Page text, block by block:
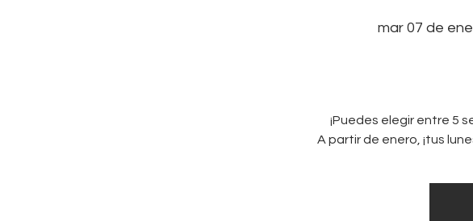
mar 07 de ene
¡Puedes elegir entre 5
A partir de enero, ¡tus